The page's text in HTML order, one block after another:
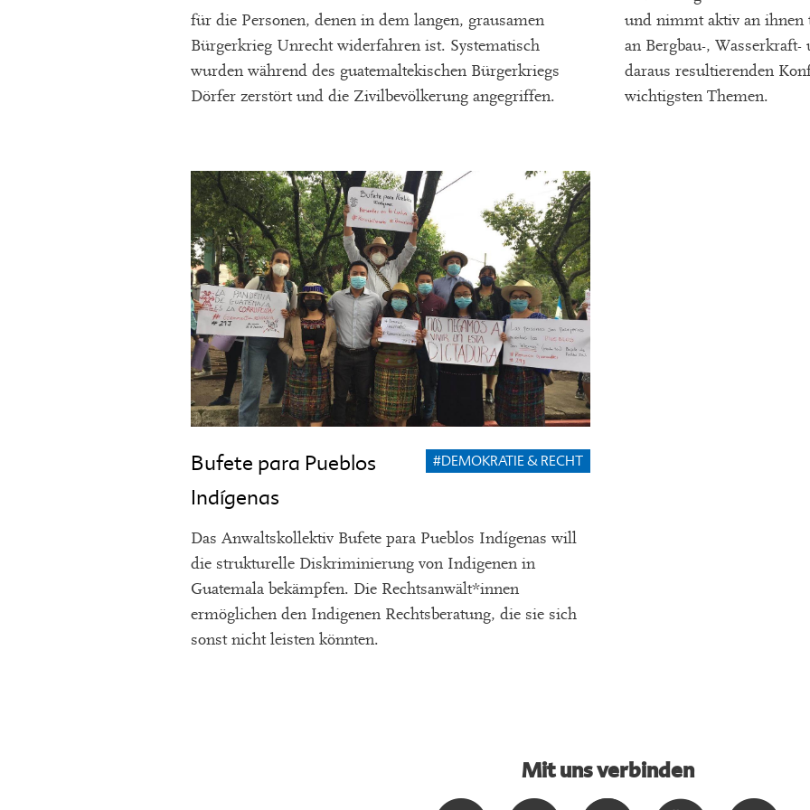
für die Personen, denen in dem langen, grausamen
Bürgerkrieg Unrecht widerfahren ist. Systematisch
wurden während des guatemaltekischen Bürgerkriegs
Dörfer zerstört und die Zivilbevölkerung angegriffen.
und nimmt aktiv an ihnen
an Bergbau-,
daraus resultierenden
wichtigsten Themen.
Bufete para Pueblos
Indígenas
#DEMOKRATIE & RECHT
Das Anwaltskollektiv Bufete para Pueblos Indígenas will
die strukturelle Diskriminierung von Indigenen in
Guatemala bekämpfen. Die Rechtsanwält*innen
ermöglichen den Indigenen Rechtsberatung, die sie sich
sonst nicht leisten könnten.
Mit uns verbinden